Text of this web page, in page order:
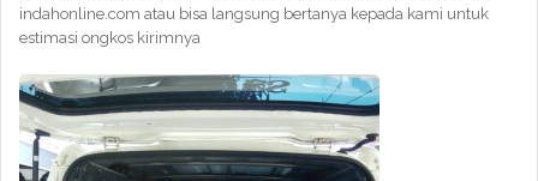
indahonline.com atau bisa langsung bertanya kepada kami untuk
estimasi ongkos kirimnya